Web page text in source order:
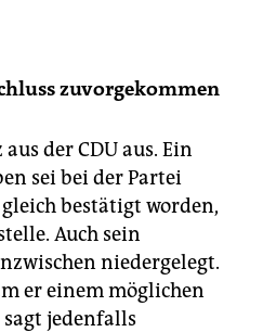
Sie zeichne
Bild, wonach linke
anzündeten und der rot-
nichts entgegensetze.
Demonstrationmit 5.000
in Bremen blieb ohne
zuvorgekommen
der CDU aus. Ein
sei bei der Partei
bestätigt worden,
Auch sein
niedergelegt.
er einem möglichen
sagt jedenfalls